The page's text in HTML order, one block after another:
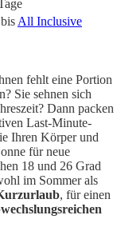
All Inclusive
fehlt eine Portion
Sie sehnen sich
Dann packen
Last-Minute-
Ihren Körper und
für neue
18 und 26 Grad
im Sommer als
, für einen